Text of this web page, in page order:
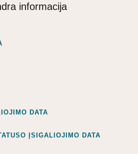
informacija
DATA
ĮSIGALIOJIMO DATA